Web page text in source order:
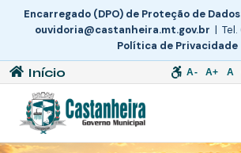
Encarregado (DPO) de Proteção de
ouvidoria@castanheira.mt.gov.br |
Política de Privacidade
Início A- A+ A